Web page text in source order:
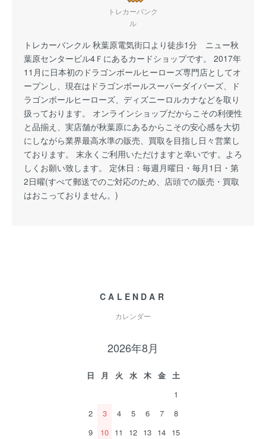
トレカーバンク
ル
トレカーバンクル 秋葉原電気街口より徒歩1分 ニュー秋
葉原センタービル4Ｆにあるカードショップです。 2017年
11月に日本初のドラゴンボールヒーローズ専門店としてオ
ープンし、現在はドラゴンボールスーパーダイバーズ、ド
ラゴンボールヒーローズ、ディズニーロルカナなどを取り
扱っております。 オンラインショップだからこその利便性
と品揃え、実店舗が秋葉原にあるからこその安心感を大切
にしながら業界最高水準の販売、買取を目指し日々営業し
ております。 末永くご利用いただけますと幸いです。よろ
しくお願い致します。 定休日：毎週月曜日・毎月1日・第
2日曜(すべて郵送でのご対応のため、店頭での販売・買取
はおこっておりません。)
CALENDAR
カレンダー
2026年8月
日 月 火 水 木 金
土
1
2
3 4 5 6 7
8
9
10 11 12 13 14 15